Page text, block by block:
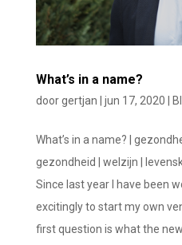
What’s in a name?
doorgertjan jun 17, 2020
What’s in a name? |
gezondheid | welzijn |
Since last year I have been
excitingly to start my own
first question is what the new